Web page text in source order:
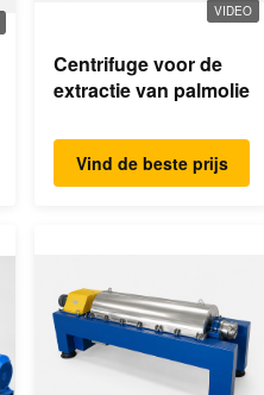
VIDEO
Centrifuge voor de
extractie van palmolie
Vind de beste prijs